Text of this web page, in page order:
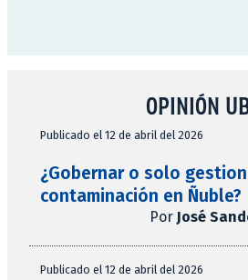
OPINIÓN
Publicado el 12 de abril del 2026
¿Gobernar o solo
contaminación en Ñuble?
Por José
Publicado el 12 de abril del 2026